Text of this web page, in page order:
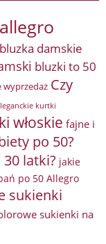
allegro
bluzka damskie
bluzki to 50
wyprzedaż Czy
kurtki
włoskie fajne i
po 50?
latki? jakie
po 50 Allegro
sukienki
sukienki na